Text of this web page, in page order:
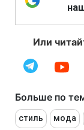
Или
Больше по
стиль мода